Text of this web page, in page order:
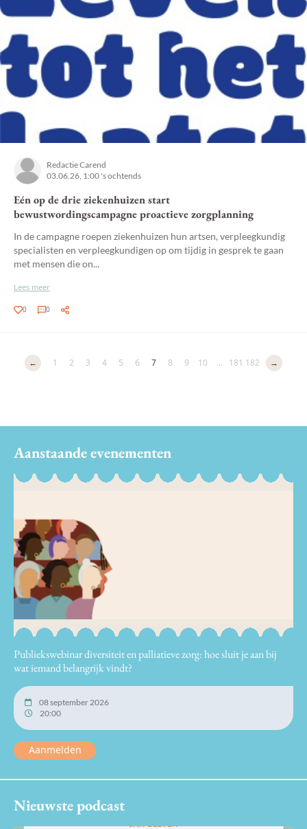
Redactie Carend
03.06.26, 1:00 's ochtends
Eén op de drie ziekenhuizen start
bewustwordingscampagne proactieve zorgplanning
In de campagne roepen ziekenhuizen hun artsen, verpleegkundig
specialisten en verpleegkundigen op om tijdig in gesprek te gaan
met mensen die on...
Lees meer
0 0
← 1 2 3 4 5 6 7 8 9 10 ... 181 182 →
Aanstaande evenementen
Publiekswebinar diversiteit en palliatieve zorg: hoe sluit je aan bij
wat iemand belangrijk vindt?
08 september 2026
20:00
Aanmelden
Nieuwste podcast